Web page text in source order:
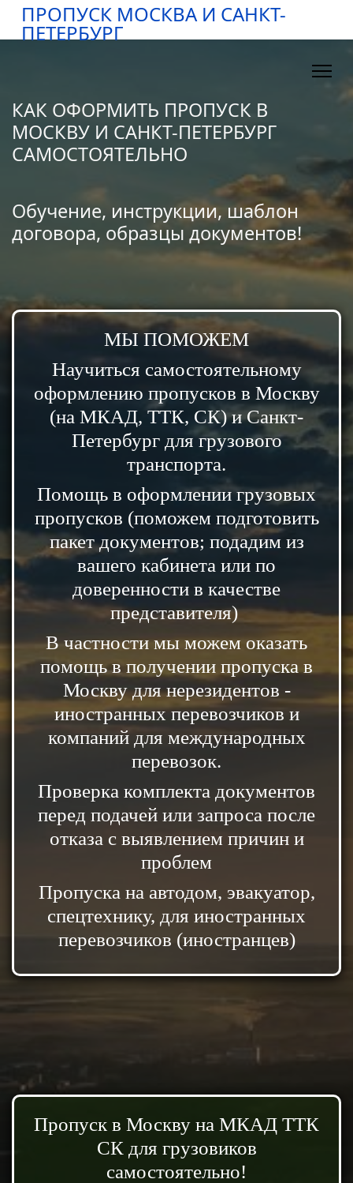
ПРОПУСК МОСКВА И САНКТ-
ПЕТЕРБУРГ
КАК ОФОРМИТЬ ПРОПУСК В
МОСКВУ И САНКТ-ПЕТЕРБУРГ
САМОСТОЯТЕЛЬНО
Обучение, инструкции, шаблон
договора, образцы документов!
МЫ ПОМОЖЕМ
Научиться самостоятельному
оформлению пропусков в Москву
(на МКАД, ТТК, СК) и Санкт-
Петербург для грузового
транспорта.
Помощь в оформлении грузовых
пропусков (поможем подготовить
пакет документов; подадим из
вашего кабинета или по
доверенности в качестве
представителя)
В частности мы можем оказать
помощь в получении пропуска в
Москву для нерезидентов -
иностранных перевозчиков и
компаний для международных
перевозок.
Проверка комплекта документов
перед подачей или запроса после
отказа с выявлением причин и
проблем
Пропуска на автодом, эвакуатор,
спецтехнику, для иностранных
перевозчиков (иностранцев)
Пропуск в Москву на МКАД ТТК
СК для грузовиков
самостоятельно!